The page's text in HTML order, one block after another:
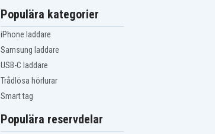
Populära kategorier
iPhone laddare
Samsung laddare
USB-C laddare
Trådlösa hörlurar
Smart tag
Populära reservdelar